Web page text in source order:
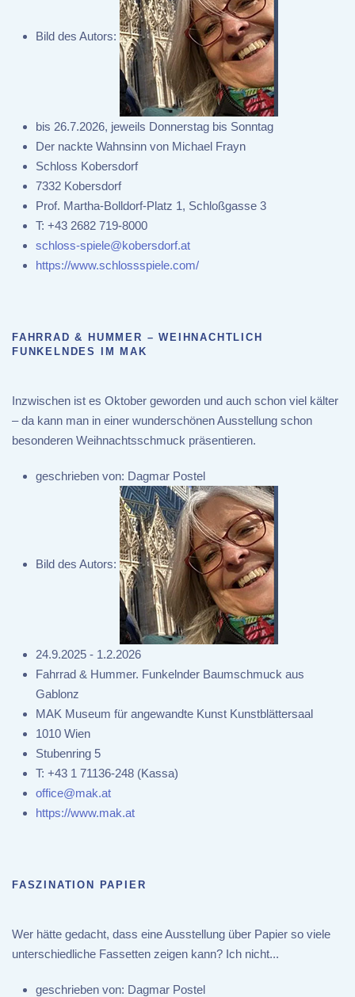
Bild des Autors:
bis 26.7.2026, jeweils Donnerstag bis Sonntag
Der nackte Wahnsinn von Michael Frayn
Schloss Kobersdorf
7332 Kobersdorf
Prof. Martha-Bolldorf-Platz 1, Schloßgasse 3
T: +43 2682 719-8000
schloss-spiele@kobersdorf.at
https://www.schlossspiele.com/
FAHRRAD & HUMMER – WEIHNACHTLICH
FUNKELNDES IM MAK
Inzwischen ist es Oktober geworden und auch schon viel kälter
– da kann man in einer wunderschönen Ausstellung schon
besonderen Weihnachtsschmuck präsentieren.
geschrieben von: Dagmar Postel
Bild des Autors:
24.9.2025 - 1.2.2026
Fahrrad & Hummer. Funkelnder Baumschmuck aus
Gablonz
MAK Museum für angewandte Kunst Kunstblättersaal
1010 Wien
Stubenring 5
T: +43 1 71136-248 (Kassa)
office@mak.at
https://www.mak.at
FASZINATION PAPIER
Wer hätte gedacht, dass eine Ausstellung über Papier so viele
unterschiedliche Fassetten zeigen kann? Ich nicht...
geschrieben von: Dagmar Postel